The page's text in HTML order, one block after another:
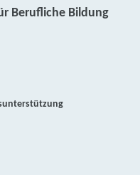
Berufliche Bildung